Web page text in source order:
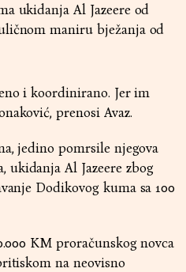
ukidanja Al Jazeere od
maniru bježanja od
i koordinirano. Jer im
prenosi Avaz.
jedino pomrsile njegova
ukidanja Al Jazeere zbog
Dodikovog kuma sa 100
KM proračunskog novca
na neovisno